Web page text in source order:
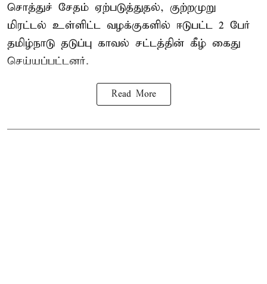
சொத்துச் சேதம் ஏற்படுத்துதல், குற்றமுறு
மிரட்டல் உள்ளிட்ட வழக்குகளில் ஈடுபட்ட 2 பேர்
தமிழ்நாடு தடுப்பு காவல் சட்டத்தின் கீழ் கைது
செய்யப்பட்டனர்.
Read More